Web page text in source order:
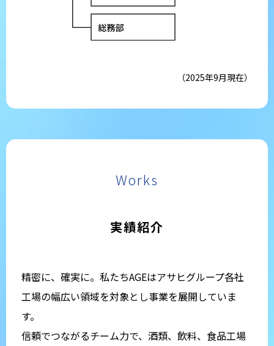
（2025年9月現在）
Works
実績紹介
精密に、確実に。私たちAGEはアサヒグループ各社
工場の幅広い領域を対象とし事業を展開していま
す。
信頼でつながるチーム力で、酒類、飲料、食品工場